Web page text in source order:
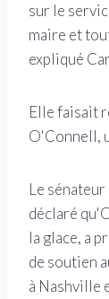
sur le
maire et
expliqué
Elle faisait
O'Connell,
Le
déclaré
la glace, a
de soutien
à Nashville